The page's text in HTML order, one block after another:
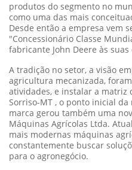
produtos do segmento no
como uma das mais
Desde então a empresa vem
"Concessionário Classe
fabricante John Deere às
A tradição no setor, a visão
agricultura mecanizada,
atividades, e instalar a matriz
Sorriso-MT , o ponto inicial
marca gerou também uma
Máquinas Agrícolas Ltda.
mais modernas máquinas
constantemente buscar
para o agronegócio.